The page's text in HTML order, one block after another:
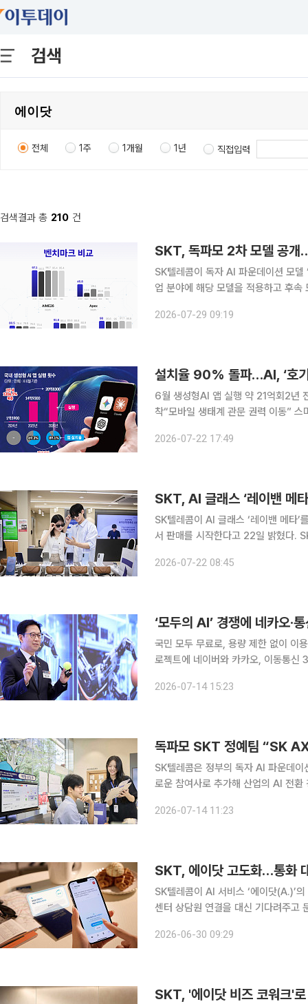
검색
전체 1주 1개월 1년 직접입력
검색결과 총 210 건
SKT, 독파모 2차 모델 공개
SK텔레콤이 독자 AI 파운데이션 모
업 분야에 해당 모델을 적용하고 후
를 공개했다. 직전 모델인 519B 규모
2026-07-29 09:19
설치율 90% 돌파…AI, ‘호기
6월 생성형AI 앱 실행 약 21억회2년
착“모바일 생태계 관문 권력 이동” 스마트폰 이용자 10명 중 9명이 챗GPT, 에이닷 등 생성형 인공
2년 전 '신기한 장난감' 수준에 머물렀
2026-07-22 17:49
SKT, AI 글래스 ‘레이밴 메
SK텔레콤이 AI 글래스 ‘레이밴 메타
서 판매를 시작한다고 22일 밝혔다.
메타(Meta)와 에실로룩소티카의 파
2026-07-22 08:45
‘모두의 AI’ 경쟁에 네카오·
국민 모두 무료로, 용량 제한 없이 이
로젝트에 네이버와 카카오, 이동통신
‘모두의 AI’ 사업 공모에 카카오와 LG
2026-07-14 15:23
독파모 SKT 정예팀 “SK
SK텔레콤은 정부의 독자 AI 파운데
로운 참여사로 추가해 산업의 AI 전환 경쟁력을
2026-07-14 11:23
SKT, 에이닷 고도화…통화
SK텔레콤이 AI 서비스 ‘에이닷(A.)’
센터 상담원 연결을 대신 기다려주고
번호로 전화를 걸 때 에이닷의 AI가
2026-06-30 09:29
SKT, '에이닷 비즈 코워크'